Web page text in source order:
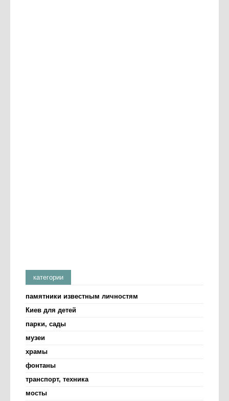
категории
памятники известным личностям
Киев для детей
парки, сады
музеи
храмы
фонтаны
транспорт, техника
мосты